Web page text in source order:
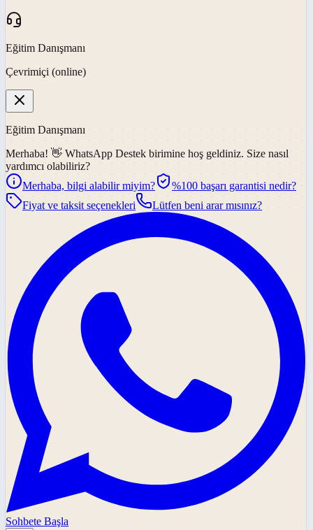
Eğitim Danışmanı
Çevrimiçi (online)
Eğitim Danışmanı
Merhaba! 👋 WhatsApp Destek birimine hoş geldiniz. Size nasıl
yardımcı olabiliriz?
Merhaba, bilgi alabilir miyim?
%100 başarı garantisi nedir?
Fiyat ve taksit seçenekleri
Lütfen beni arar mısınız?
Sohbete Başla